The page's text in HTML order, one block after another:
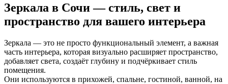
Зеркала в Сочи — стиль, свет и
пространство для вашего интерьера
Зеркала — это не просто функциональный элемент, а важная
часть интерьера, которая визуально расширяет пространство,
добавляет света, создаёт глубину и подчёркивает стиль
помещения.
Они используются в прихожей, спальне, гостиной, ванной, на